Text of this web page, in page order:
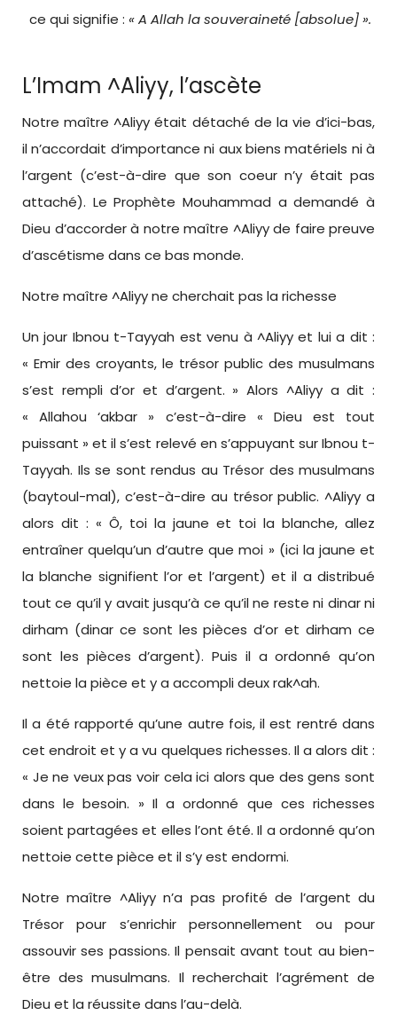
ce qui signifie : « A Allah la souveraineté [absolue] ».
L’Imam ^Aliyy, l’ascète
Notre maître ^Aliyy était détaché de la vie d’ici-bas,
il n’accordait d’importance ni aux biens matériels ni à
l’argent (c’est-à-dire que son coeur n’y était pas
attaché). Le Prophète Mouhammad a demandé à
Dieu d’accorder à notre maître ^Aliyy de faire preuve
d’ascétisme dans ce bas monde.
Notre maître ^Aliyy ne cherchait pas la richesse
Un jour Ibnou t-Tayyah est venu à ^Aliyy et lui a dit :
« Emir des croyants, le trésor public des musulmans
s’est rempli d’or et d’argent. » Alors ^Aliyy a dit :
« Allahou ‘akbar » c’est-à-dire « Dieu est tout
puissant » et il s’est relevé en s’appuyant sur Ibnou t-
Tayyah. Ils se sont rendus au Trésor des musulmans
(baytoul-mal), c’est-à-dire au trésor public. ^Aliyy a
alors dit : « Ô, toi la jaune et toi la blanche, allez
entraîner quelqu’un d’autre que moi » (ici la jaune et
la blanche signifient l’or et l’argent) et il a distribué
tout ce qu’il y avait jusqu’à ce qu’il ne reste ni dinar ni
dirham (dinar ce sont les pièces d’or et dirham ce
sont les pièces d’argent). Puis il a ordonné qu’on
nettoie la pièce et y a accompli deux rak^ah.
Il a été rapporté qu’une autre fois, il est rentré dans
cet endroit et y a vu quelques richesses. Il a alors dit :
« Je ne veux pas voir cela ici alors que des gens sont
dans le besoin. » Il a ordonné que ces richesses
soient partagées et elles l’ont été. Il a ordonné qu’on
nettoie cette pièce et il s’y est endormi.
Notre maître ^Aliyy n’a pas profité de l’argent du
Trésor pour s’enrichir personnellement ou pour
assouvir ses passions. Il pensait avant tout au bien-
être des musulmans. Il recherchait l’agrément de
Dieu et la réussite dans l’au-delà.